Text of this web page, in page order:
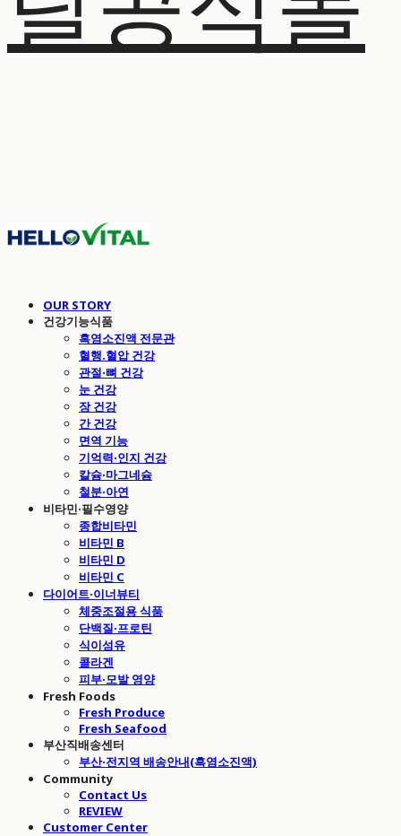
OUR STORY
건강기능식품
흑염소진액 전문관
혈행.혈압 건강
관절·뼈 건강
눈 건강
장 건강
간 건강
면역 기능
기억력·인지 건강
칼슘·마그네슘
철분·아연
비타민·필수영양
종합비타민
비타민 B
비타민 D
비타민 C
다이어트·이너뷰티
체중조절용 식품
단백질·프로틴
식이섬유
콜라겐
피부·모발 영양
Fresh Foods
Fresh Produce
Fresh Seafood
부산직배송센터
부산·전지역 배송안내(흑염소진액)
Community
Contact Us
REVIEW
Customer Center